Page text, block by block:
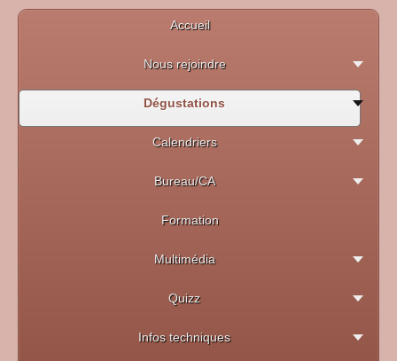
Accueil
Nous rejoindre
Dégustations
Calendriers
Bureau/CA
Formation
Multimédia
Quizz
Infos techniques